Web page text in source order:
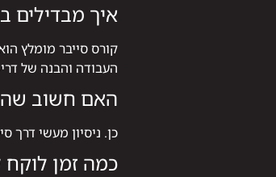
איך מבדילים
קורס סייבר מומלץ
העבודה והבנה של
האם חשוב
כן. ניסיון מעשי
כמה זמן לוקח